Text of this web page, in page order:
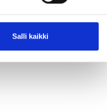
Salli kaikki